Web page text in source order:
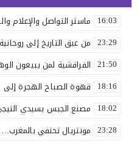
16:03 ماستر التواصل والإعلام
23:29 من عبق التاريخ إلى
21:50 الفراقشية لمن يبيعون
18:16 قهوة الصباح الهجرة
18:02 مصنع الجبس بسيدي التيجي
23:28
مونتريال تحتفي